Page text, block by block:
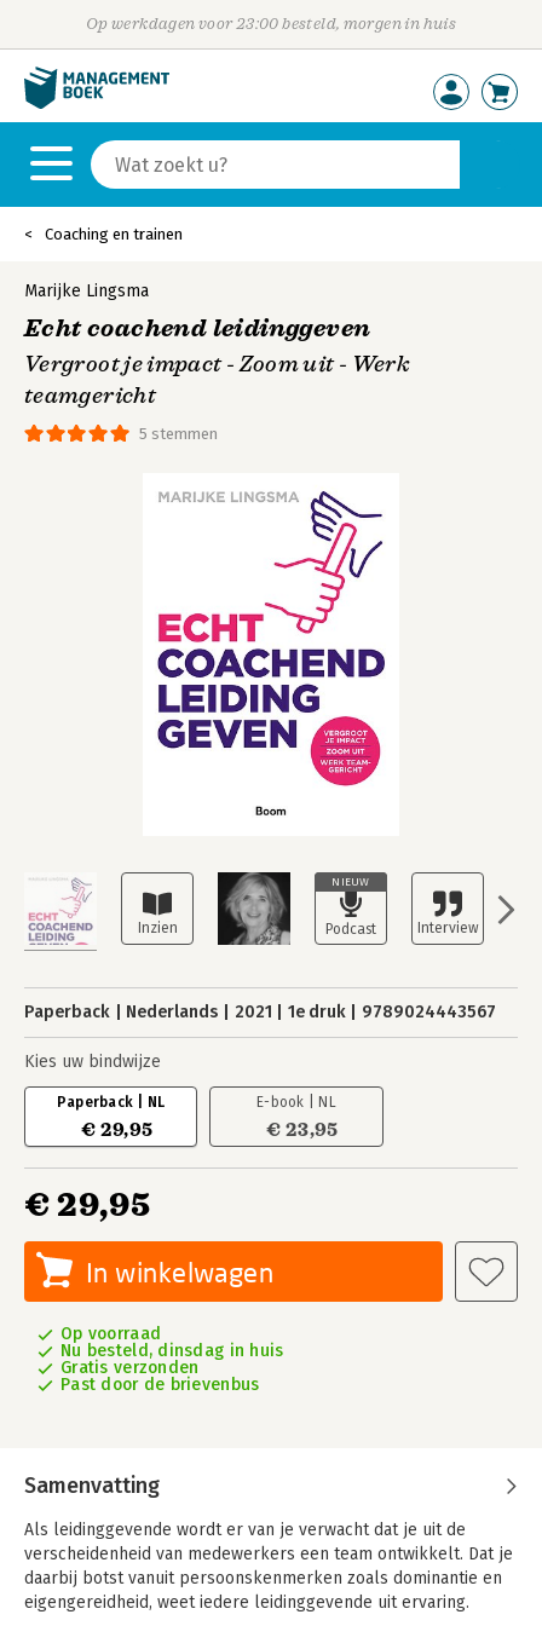
Op werkdagen voor 23:00 besteld, morgen in huis
Coaching en trainen
NIEUW
5 stemmen
Marijke Lingsma
Echt coachend leidinggeven
Vergroot je impact - Zoom uit - Werk
teamgericht
Paperback Nederlands 2021 1e druk 9789024443567
Kies uw bindwijze
Paperback | NL
€ 29,95
E-book | NL
€ 23,95
€ 29,95
In winkelwagen
Op voorraad
Nu besteld, dinsdag in huis
Gratis verzonden
Past door de brievenbus
Samenvatting
Als leidinggevende wordt er van je verwacht dat je uit de
verscheidenheid van medewerkers een team ontwikkelt. Dat je
daarbij botst vanuit persoonskenmerken zoals dominantie en
eigengereidheid, weet iedere leidinggevende uit ervaring.